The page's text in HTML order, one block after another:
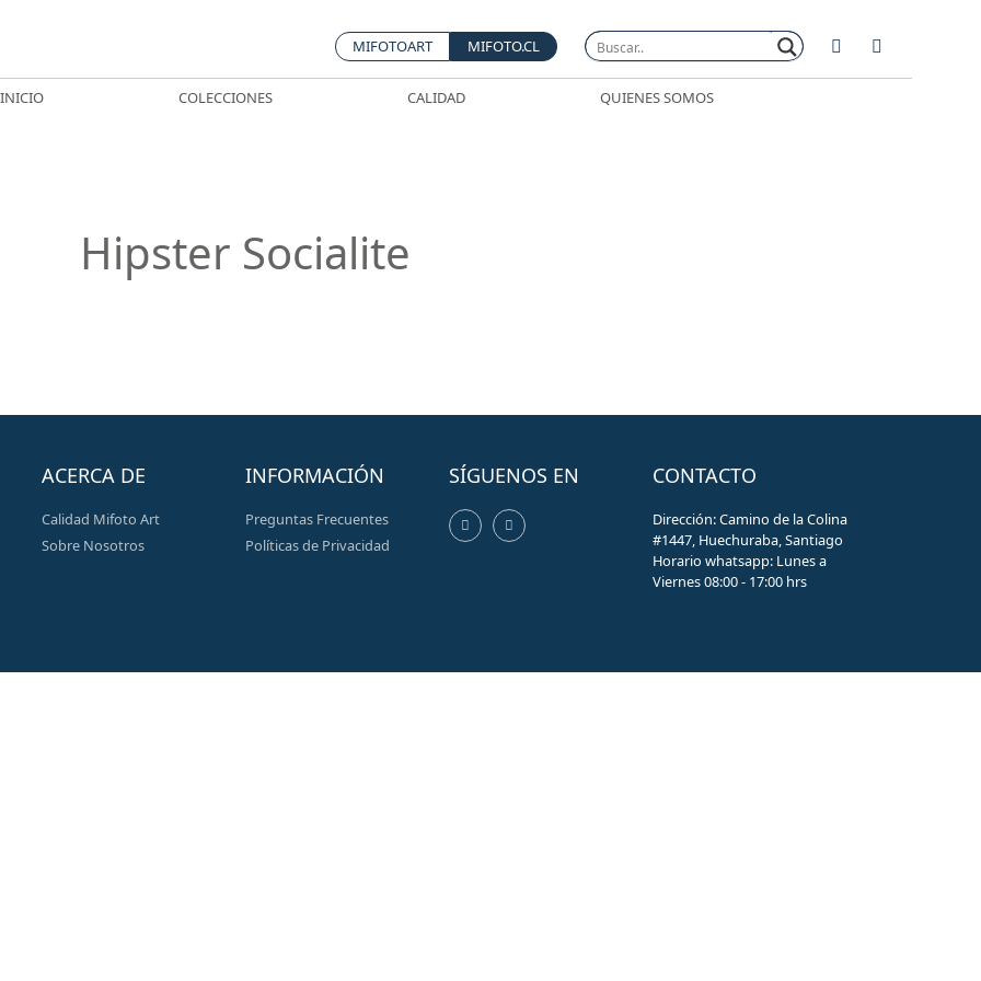
MIFOTOART MIFOTO.CL
INICIO COLECCIONES CALIDAD QUIENES SOMOS
Hipster Socialite
ACERCA DE
Calidad Mifoto Art
Sobre Nosotros
INFORMACIÓN
Preguntas Frecuentes
Políticas de Privacidad
SÍGUENOS EN CONTACTO
Dirección: Camino de la Colina
#1447, Huechuraba, Santiago
Horario whatsapp: Lunes a
Viernes 08:00 - 17:00 hrs